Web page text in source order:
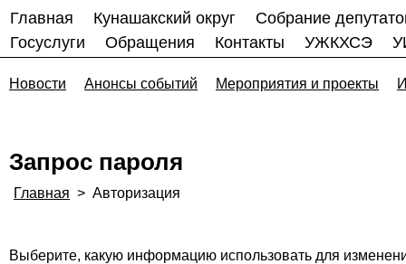
Главная Кунашакский округ
Собрание
Госуслуги
Обращения Контакты УЖКХСЭ
Новости Анонсы событий Мероприятия и проекты
Запрос пароля
Главная > Авторизация
Выберите, какую информацию использовать для